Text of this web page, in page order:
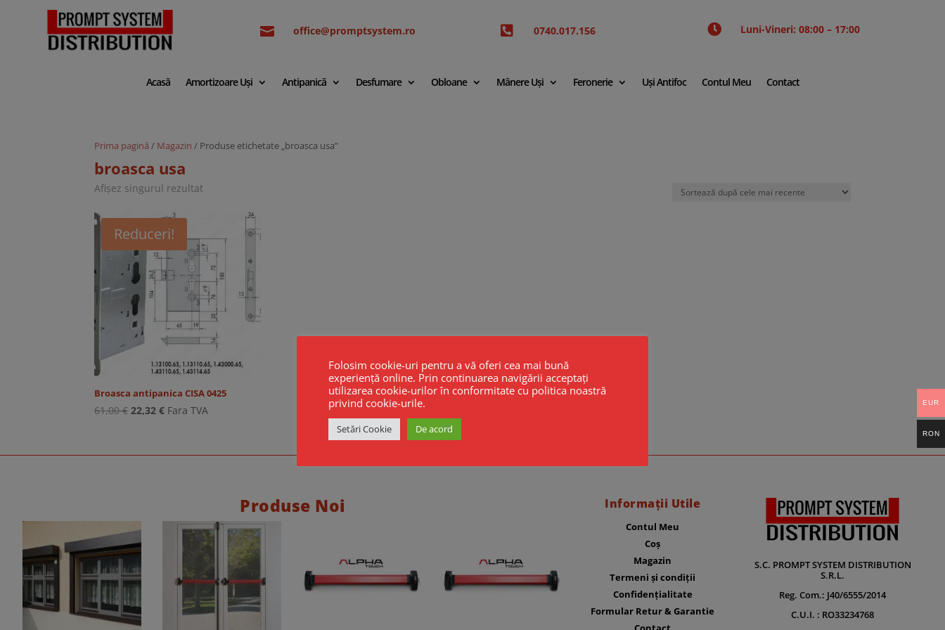
 office@promptsystem.ro  0740.017.156  Luni-Vineri: 08:00 – 17:00
Acasă Amortizoare Uși Antipanică Desfumare Obloane Mânere Uși Feronerie Uși Antifoc Contul Meu Contact
Prima pagină / Magazin / Produse etichetate „broasca usa”
broasca usa
Afișez singurul rezultat
Reduceri!
Broasca antipanica CISA 0425
61,00€ Prețul
fost:
22,32€Prețul
22,32 €.
Fara TVA
Produse Noi Informații Utile
Contul Meu
Coș
Magazin
Termeni și condiții
Confidențialitate
Formular Retur & Garantie
S.C. PROMPT SYSTEM DISTRIBUTION
S.R.L.
Reg. Com.: J40/6555/2014
C.U.I. : RO33234768
Folosim cookie-uri pentru a vă oferi cea mai bună
experiență online. Prin continuarea navigării acceptați
utilizarea cookie-urilor în conformitate cu politica noastră
privind cookie-urile.
Setări Cookie De acord
EUR
RON